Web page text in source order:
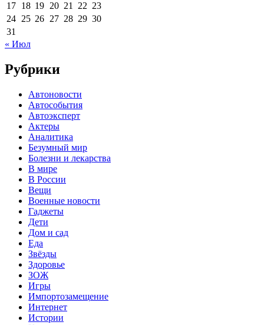
17 18 19 20 21 22 23
24 25 26 27 28 29 30
31
« Июл
Рубрики
Автоновости
Автособытия
Автоэксперт
Актеры
Аналитика
Безумный мир
Болезни и лекарства
В мире
В России
Вещи
Военные новости
Гаджеты
Дети
Дом и сад
Еда
Звёзды
Здоровье
ЗОЖ
Игры
Импортозамещение
Интернет
Истории